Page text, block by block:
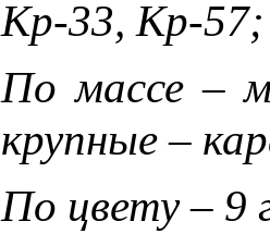
Кр-33, Кр-57;
По массе –
крупные –
По цвету – 9